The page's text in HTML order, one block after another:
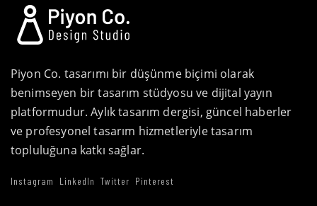
Piyon Co. tasarımı bir düşünme biçimi olarak
benimseyen bir tasarım stüdyosu ve dijital yayın
platformudur. Aylık tasarım dergisi, güncel haberler
ve profesyonel tasarım hizmetleriyle tasarım
topluluğuna katkı sağlar.
Instagram LinkedIn Twitter Pinterest